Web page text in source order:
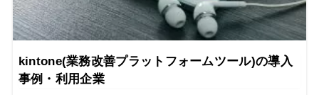
kintone(業務改善プラットフォームツール)の導入
事例・利用企業